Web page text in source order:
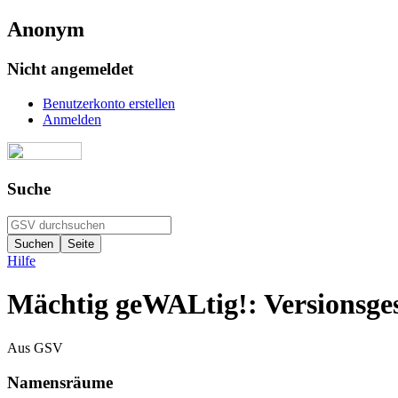
Anonym
Nicht angemeldet
Benutzerkonto erstellen
Anmelden
Suche
Hilfe
Mächtig geWALtig!:
Aus GSV
Namensräume